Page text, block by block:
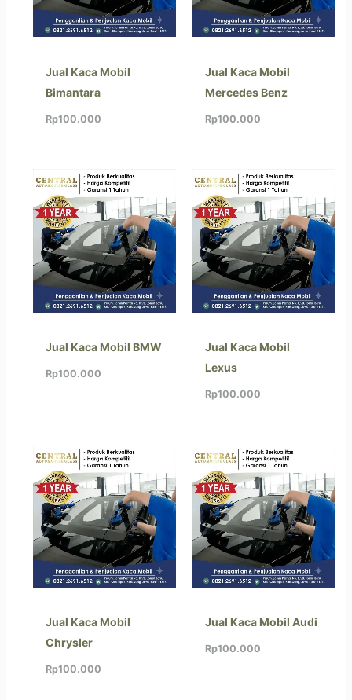
Jual Kaca Mobil
Bimantara
Rp100.000
Jual Kaca Mobil
Mercedes Benz
Rp100.000
Jual Kaca Mobil BMW
Rp100.000
Jual Kaca Mobil
Lexus
Rp100.000
Jual Kaca Mobil
Chrysler
Rp100.000
Jual Kaca Mobil Audi
Rp100.000